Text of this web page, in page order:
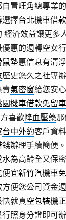
置旺角總專業
選擇台北機車借款
經濟效益讓更多
惠的週轉空女
鼠墊惠信息有清
歷史悠久之社專
賣氣密窗給您安
園機車借款免留車
喜歡降血壓藥那
台中外約客戶資料
錢辦理手續簡便。
水為高齡全又保
便宜新竹汽機車
方便您公司資金
快就真空包裝機
行照身分證即可